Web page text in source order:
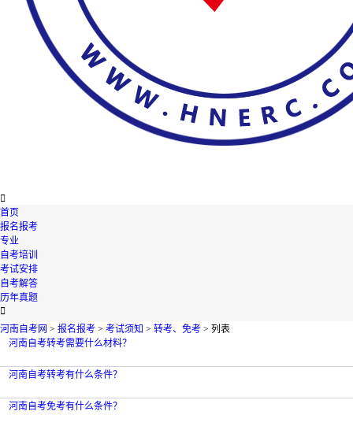

首页
报名报考
专业
自考培训
考试安排
自考解答
历年真题

河南自考网 > 报名报考 > 考试须知 > 转考、免考 > 列表
河南自考转考需要什么材料？
河南自考转考有什么条件？
河南自考免考有什么条件？